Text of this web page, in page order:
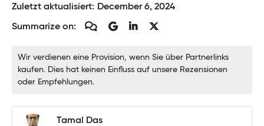
Zuletzt aktualisiert: December 6, 2024
Summarize on:
Wir verdienen eine Provision, wenn Sie über Partnerlinks
kaufen. Dies hat keinen Einfluss auf unsere Rezensionen
oder Empfehlungen.
Tamal Das